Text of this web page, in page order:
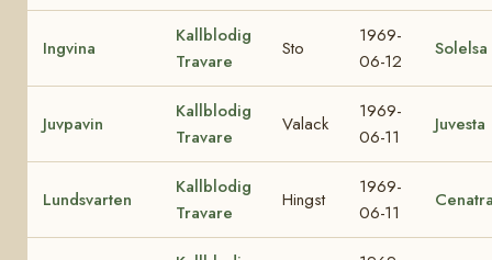
Ingvina
Kallblodig
Travare
Sto
1969-
06-12
Solelsa
Juvpavin
Kallblodig
Travare
Valack
1969-
06-11
Juvesta
Lundsvarten
Kallblodig
Travare
Hingst
1969-
06-11